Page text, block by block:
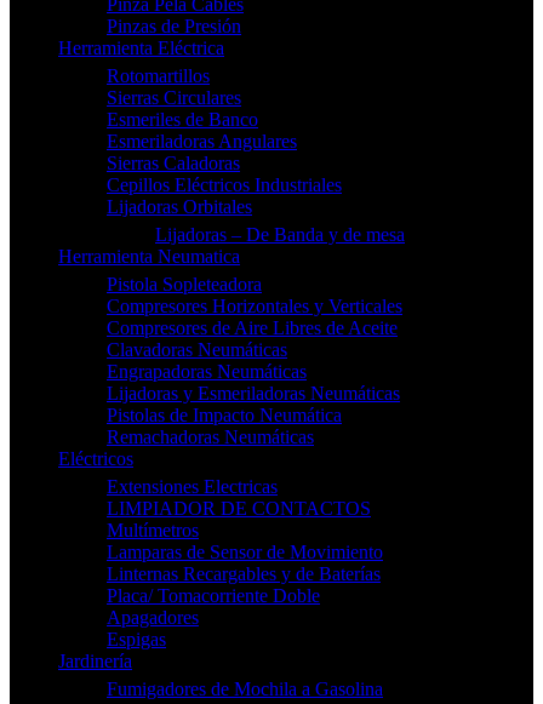
Pinza Pela Cables
Pinzas de Presión
Herramienta Eléctrica
Rotomartillos
Sierras Circulares
Esmeriles de Banco
Esmeriladoras Angulares
Sierras Caladoras
Cepillos Eléctricos Industriales
Lijadoras Orbitales
Lijadoras – De Banda y de mesa
Herramienta Neumatica
Pistola Sopleteadora
Compresores Horizontales y Verticales
Compresores de Aire Libres de Aceite
Clavadoras Neumáticas
Engrapadoras Neumáticas
Lijadoras y Esmeriladoras Neumáticas
Pistolas de Impacto Neumática
Remachadoras Neumáticas
Eléctricos
Extensiones Electricas
LIMPIADOR DE CONTACTOS
Multímetros
Lamparas de Sensor de Movimiento
Linternas Recargables y de Baterías
Placa/ Tomacorriente Doble
Apagadores
Espigas
Jardinería
Fumigadores de Mochila a Gasolina